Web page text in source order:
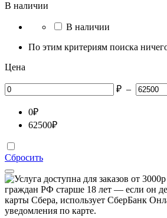
В наличии
В наличии
По этим критериям поиска
Цена
₽ –
0₽
62500₽
Сбросить